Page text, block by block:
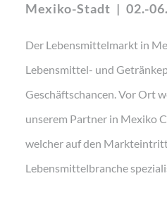
Mexiko-Stadt | 02.-
Der Lebensmittelmarkt in
Lebensmittel- und
Geschäftschancen. Vor Ort
unserem Partner in Mexiko
welcher auf den
Lebensmittelbranche